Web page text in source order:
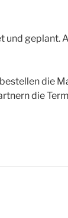
und geplant.
die
die